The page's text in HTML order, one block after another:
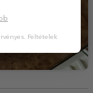
Feltételek